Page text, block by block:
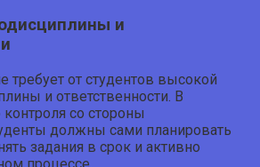
и
требует от студентов высокой
и ответственности. В
контроля со стороны
должны сами планировать
задания в срок и активно